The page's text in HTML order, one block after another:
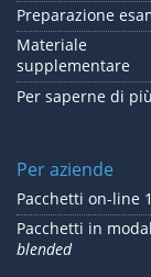
Preparazione
Materiale
supplementare
Per saperne di
Per aziende
Pacchetti on-line
Pacchetti in
blended